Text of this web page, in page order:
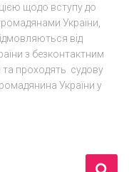
щодо вступу до
України,
від
з безконтактним
та проходять судову
України у